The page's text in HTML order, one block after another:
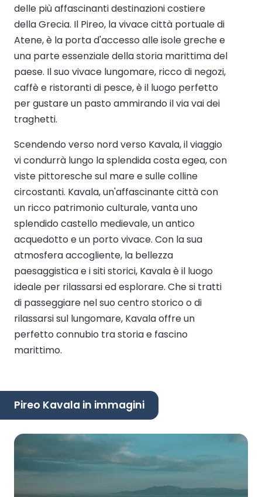
delle più affascinanti destinazioni costiere
della Grecia. Il Pireo, la vivace città portuale di
Atene, è la porta d'accesso alle isole greche e
una parte essenziale della storia marittima del
paese. Il suo vivace lungomare, ricco di negozi,
caffè e ristoranti di pesce, è il luogo perfetto
per gustare un pasto ammirando il via vai dei
traghetti.
Scendendo verso nord verso Kavala, il viaggio
vi condurrà lungo la splendida costa egea, con
viste pittoresche sul mare e sulle colline
circostanti. Kavala, un'affascinante città con
un ricco patrimonio culturale, vanta uno
splendido castello medievale, un antico
acquedotto e un porto vivace. Con la sua
atmosfera accogliente, la bellezza
paesaggistica e i siti storici, Kavala è il luogo
ideale per rilassarsi ed esplorare. Che si tratti
di passeggiare nel suo centro storico o di
rilassarsi sul lungomare, Kavala offre un
perfetto connubio tra storia e fascino
marittimo.
Pireo Kavala in immagini